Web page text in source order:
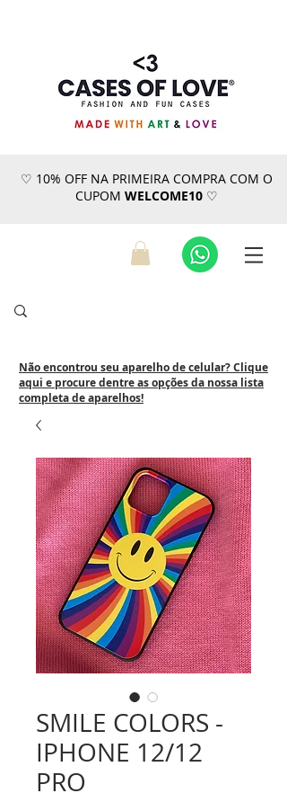
♡ 10% OFF NA PRIMEIRA COMPRA COM O
CUPOM WELCOME10♡
Não encontrou seu aparelho de celular? Clique
aqui e procure dentre as opções da nossa lista
completa de aparelhos!
SMILE COLORS -
IPHONE 12/12
PRO